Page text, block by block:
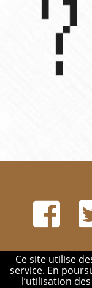
© Copyright
Mentions
Ce site utilise
service. En
l’utilisation